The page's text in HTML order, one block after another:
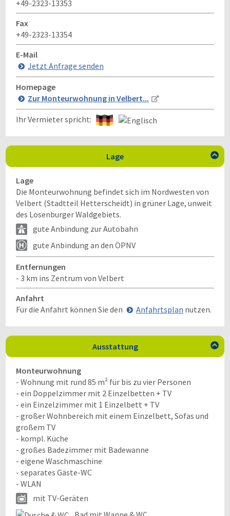
+49-2323-13353
Fax
+49-2323-13354
E-Mail
Jetzt Anfrage senden
Homepage
Zur Monteurwohnung in Velbert...
Ihr Vermieter spricht:
Lage 
Lage
Die Monteurwohnung befindet sich im Nordwesten von
Velbert (Stadtteil Hetterscheidt) in grüner Lage, unweit
des Losenburger Waldgebiets.
gute Anbindung zur Autobahn
gute Anbindung an den ÖPNV
Entfernungen
- 3 km ins Zentrum von Velbert
Anfahrt
Für die Anfahrt können Sie den
Anfahrtsplan nutzen.
Ausstattung 
Monteurwohnung
- Wohnung mit rund 85 m² für bis zu vier Personen
- ein Doppelzimmer mit 2 Einzelbetten + TV
- ein Einzelzimmer mit 1 Einzelbett + TV
- großer Wohnbereich mit einem Einzelbett, Sofas und
großem TV
- kompl. Küche
- großes Badezimmer mit Badewanne
- eigene Waschmaschine
- separates Gäste-WC
- WLAN
mit TV-Geräten